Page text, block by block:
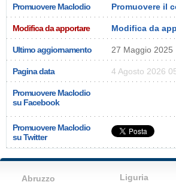
Promuovere Maclodio Promuovere il
Modifica da apportare Modifica da
Ultimo aggiornamento 27 Maggio 2025
Pagina data 4 Agosto 2026
Promuovere Maclodio
su Facebook
Promuovere Maclodio
su Twitter
Abruzzo Liguria